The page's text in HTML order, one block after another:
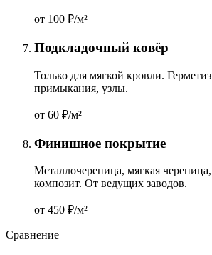
от 100 ₽/м²
Подкладочный ковёр
Только для мягкой кровли.
примыкания, узлы.
от 60 ₽/м²
Финишное покрытие
Металлочерепица, мягкая
композит. От ведущих заводов.
от 450 ₽/м²
Сравнение